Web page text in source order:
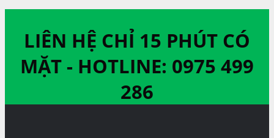
LIÊN HỆ CHỈ 15 PHÚT CÓ
MẶT - HOTLINE: 0975 499
286